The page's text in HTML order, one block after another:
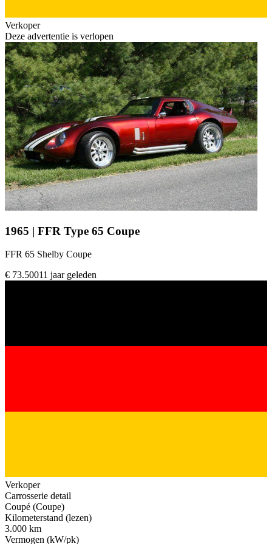
Verkoper
Deze advertentie is verlopen
1965 | FFR Type 65 Coupe
FFR 65 Shelby Coupe
€ 73.50011 jaar geleden
Verkoper
Carrosserie detail
Coupé (Coupe)
Kilometerstand (lezen)
3.000 km
Vermogen (kW/pk)